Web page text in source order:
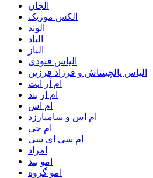
الجان
الکس موزیک
الوند
الیاد
الیاز
الیاس فنودی
الیاس یالچینتاش و فرزاد فرزین
ام آر ایت
ام‌ ار بند
ام اس
ام اس و سامیارزد
ام جی
ام سی ای سی
امراد
امو بند
امو گروه